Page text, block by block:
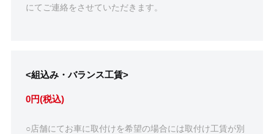
にてご連絡をさせていただきます。
<組込み・バランス工賃>
0円(税込)
○店舗にてお車に取付けを希望の場合には取付け工賃が別